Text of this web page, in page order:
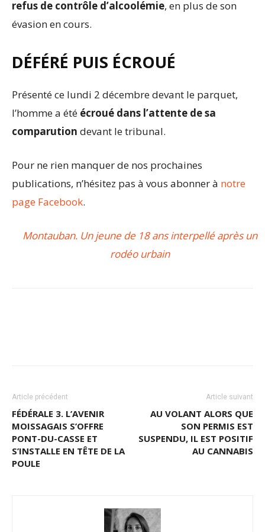
refus de contrôle d’alcoolémie, en plus de son
évasion en cours.
DÉFÉRÉ PUIS ÉCROUÉ
Présenté ce lundi 2 décembre devant le parquet,
l’homme a été écroué dans l’attente de sa
comparution devant le tribunal.
Pour ne rien manquer de nos prochaines
publications, n’hésitez pas à vous abonner à notre
page Facebook.
Montauban. Un jeune de 18 ans interpellé après un
rodéo urbain
Article précédent
FÉDÉRALE 3. L’AVENIR
MOISSAGAIS S’OFFRE
PONT-DU-CASSE ET
S’INSTALLE EN TÊTE DE LA
POULE
Article suivant
AU VOLANT ALORS QUE
SON PERMIS EST
SUSPENDU, IL EST POSITIF
AU CANNABIS